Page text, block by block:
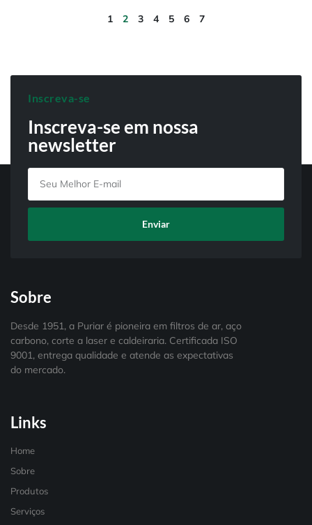
1 2 3 4 5 6 7
Inscreva-se
Inscreva-se em nossa
newsletter
Enviar
Sobre
Desde 1951, a Puriar é pioneira em filtros de ar, aço
carbono, corte a laser e caldeiraria. Certificada ISO
9001, entrega qualidade e atende as expectativas
do mercado.
Links
Home
Sobre
Produtos
Serviços